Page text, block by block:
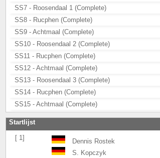
SS7 - Roosendaal 1 (Complete)
SS8 - Rucphen (Complete)
SS9 - Achtmaal (Complete)
SS10 - Roosendaal 2 (Complete)
SS11 - Rucphen (Complete)
SS12 - Achtmaal (Complete)
SS13 - Roosendaal 3 (Complete)
SS14 - Rucphen (Complete)
SS15 - Achtmaal (Complete)
Startlijst
[ 1]
Dennis Rostek
S. Kopczyk